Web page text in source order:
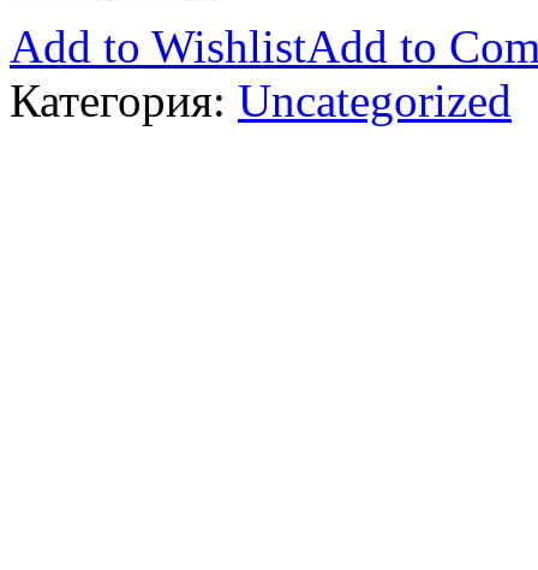
Add to WishlistAdd to
Категория: Uncategorized